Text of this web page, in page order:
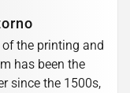
the printing and
has been the
since the 1500s,